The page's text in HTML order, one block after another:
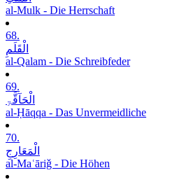
al-Mulk - Die Herrschaft
68.
الْقَلَمِ
al-Qalam - Die Schreibfeder
69.
الْحَآقَّۃِ
al-Ḥāqqa - Das Unvermeidliche
70.
الْمَعَارِجِ
al-Maʿāriǧ - Die Höhen